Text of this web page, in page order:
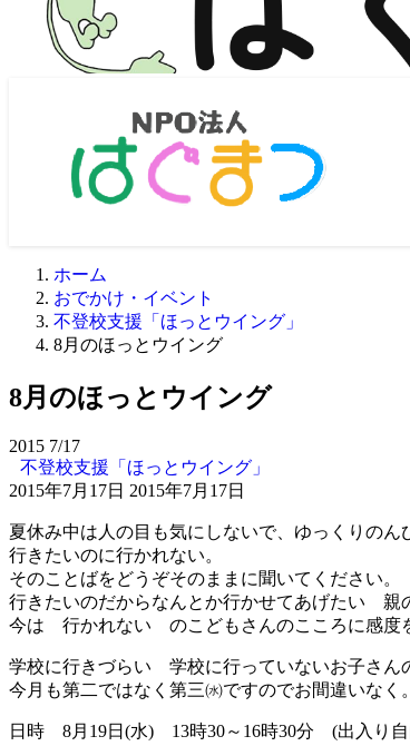
ホーム
おでかけ・イベント
不登校支援「ほっとウイング」
8月のほっとウイング
8月のほっとウイング
2015 7/17
不登校支援「ほっとウイング」
2015年7月17日 2015年7月17日
夏休み中は人の目も気にしないで、ゆっくりの
行きたいのに行かれない。
そのことばをどうぞそのままに聞いてください。
行きたいのだからなんとか行かせてあげたい 親
今は 行かれない のこどもさんのこころに感度
学校に行きづらい 学校に行っていないお子さん
今月も第二ではなく第三㈬ですのでお間違いなく。
日時 8月19日(水) 13時30～16時30分 (出入り自